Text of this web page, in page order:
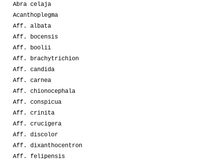
Abra celaja
Acanthoplegma
Aff. albata
Aff. bocensis
Aff. boolii
Aff. brachytrichion
Aff. candida
Aff. carnea
Aff. chionocephala
Aff. conspicua
Aff. crinita
Aff. crucigera
Aff. discolor
Aff. dixanthocentron
Aff. felipensis